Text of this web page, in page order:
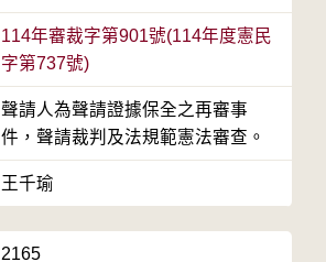
114年審裁字第901號(114年度憲民
字第737號)
聲請人為聲請證據保全之再審事
件，聲請裁判及法規範憲法審查。
王千瑜
2165